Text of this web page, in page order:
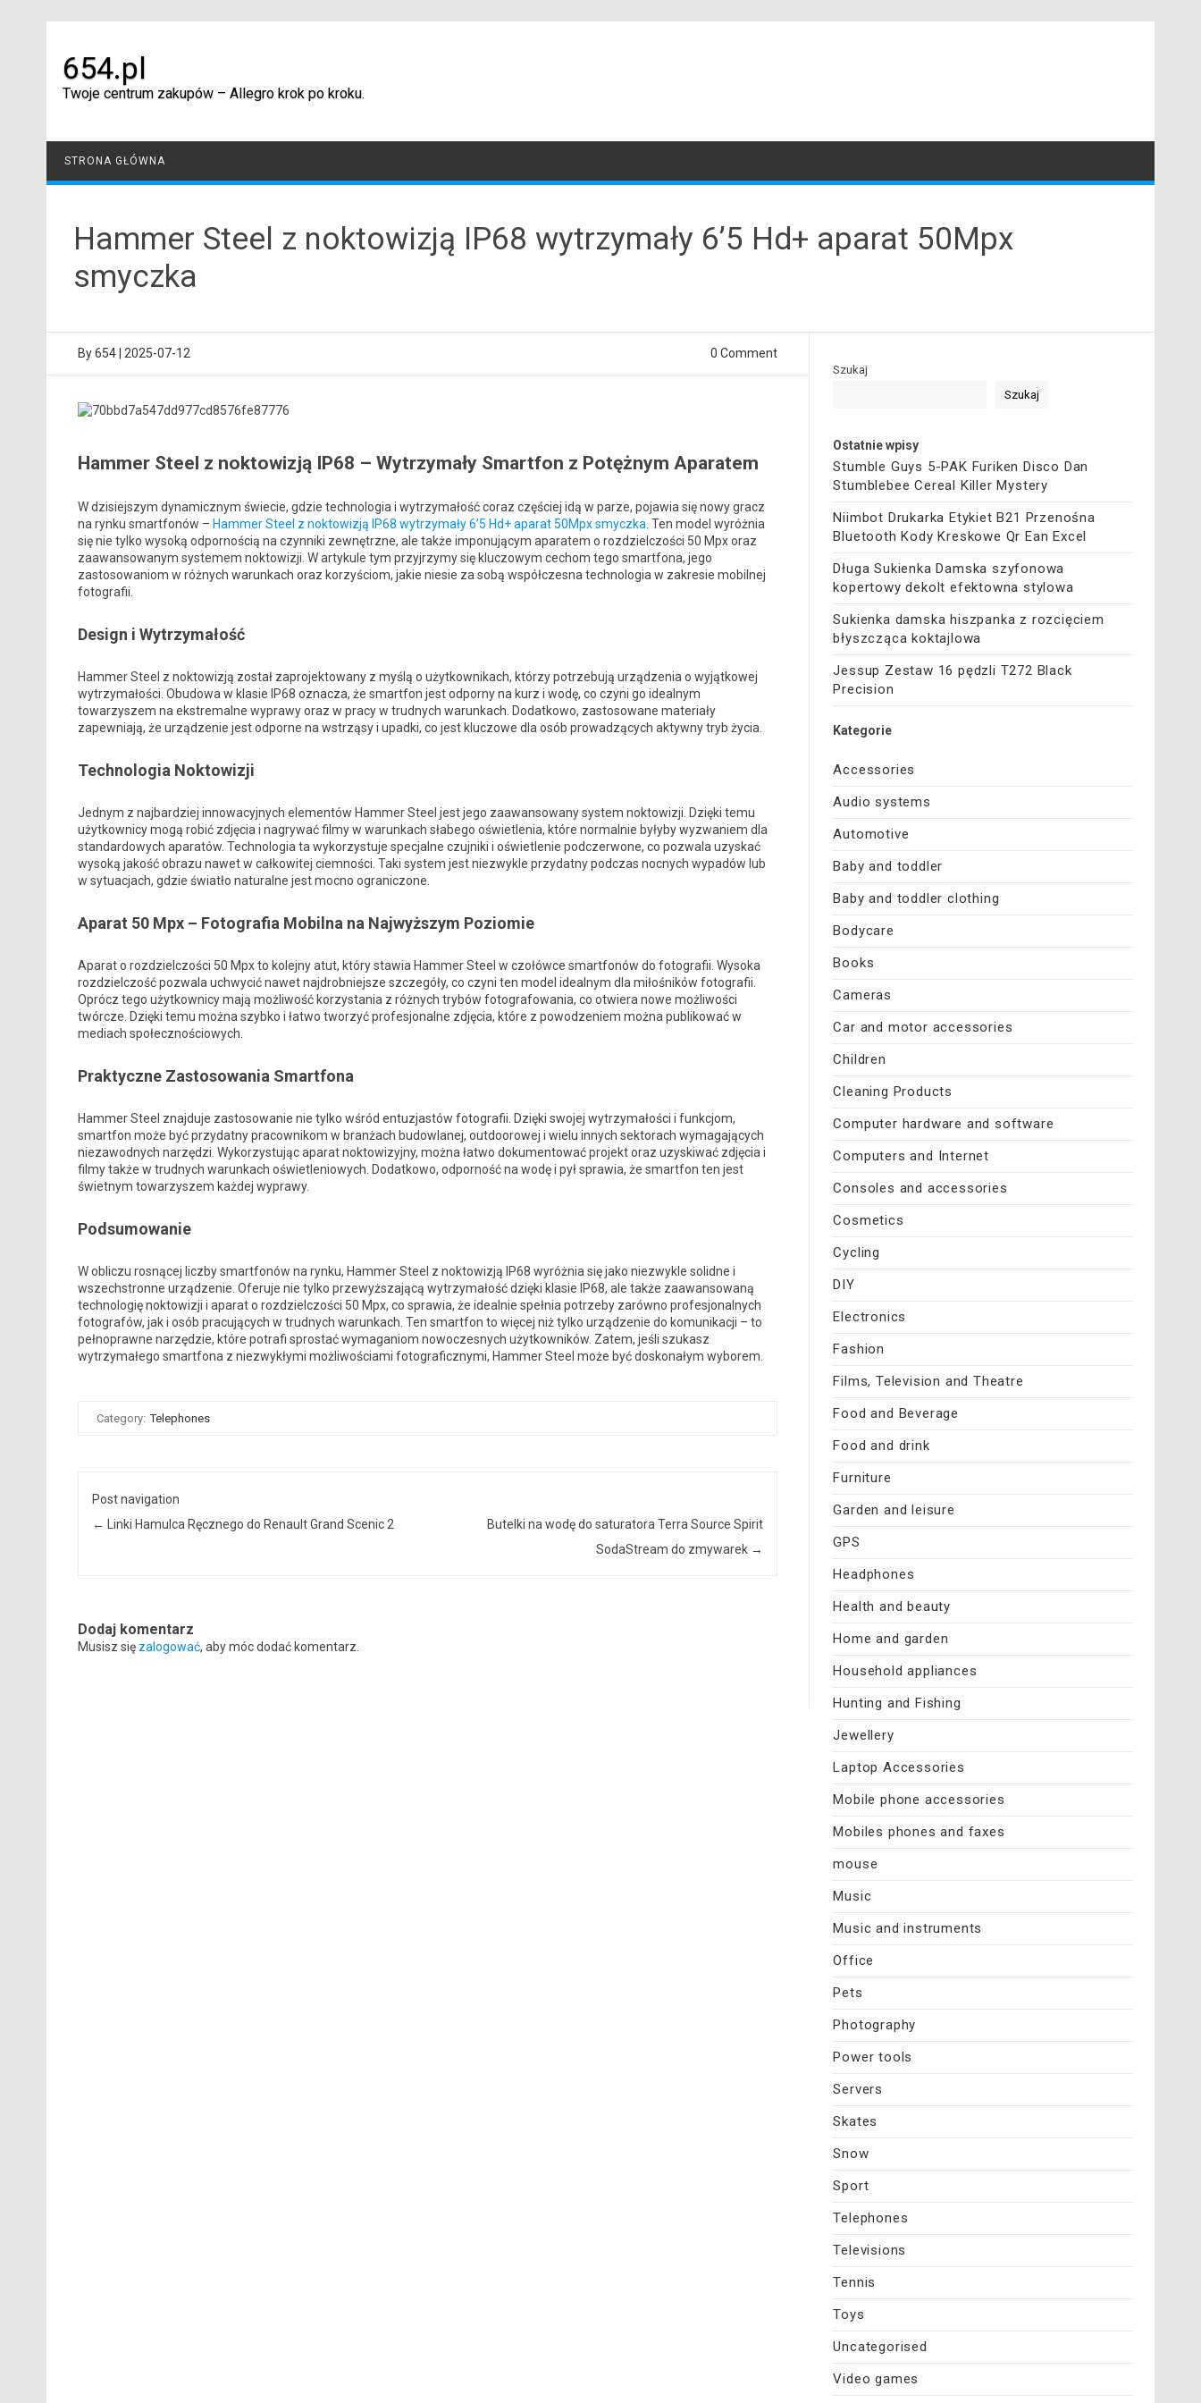
654.pl
Twoje centrum zakupów – Allegro krok po kroku.
STRONA GŁÓWNA
Hammer Steel z noktowizją IP68 wytrzymały 6’5 Hd+ aparat 50Mpx
smyczka
By654 2025-07-12 0 Comment
Hammer Steel z noktowizją IP68 – Wytrzymały Smartfon z Potężnym Aparatem
W dzisiejszym dynamicznym świecie, gdzie technologia i wytrzymałość coraz częściej idą w parze, pojawia się nowy gracz
na rynku smartfonów – Hammer Steel z noktowizją IP68 wytrzymały 6’5 Hd+ aparat 50Mpx smyczka . Ten model wyróżnia
się nie tylko wysoką odpornością na czynniki zewnętrzne, ale także imponującym aparatem o rozdzielczości 50 Mpx oraz
zaawansowanym systemem noktowizji. W artykule tym przyjrzymy się kluczowym cechom tego smartfona, jego
zastosowaniom w różnych warunkach oraz korzyściom, jakie niesie za sobą współczesna technologia w zakresie mobilnej
fotografii.
Design i Wytrzymałość
Hammer Steel z noktowizją został zaprojektowany z myślą o użytkownikach, którzy potrzebują urządzenia o wyjątkowej
wytrzymałości. Obudowa w klasie IP68 oznacza, że smartfon jest odporny na kurz i wodę, co czyni go idealnym
towarzyszem na ekstremalne wyprawy oraz w pracy w trudnych warunkach. Dodatkowo, zastosowane materiały
zapewniają, że urządzenie jest odporne na wstrząsy i upadki, co jest kluczowe dla osób prowadzących aktywny tryb życia.
Technologia Noktowizji
Jednym z najbardziej innowacyjnych elementów Hammer Steel jest jego zaawansowany system noktowizji. Dzięki temu
użytkownicy mogą robić zdjęcia i nagrywać filmy w warunkach słabego oświetlenia, które normalnie byłyby wyzwaniem dla
standardowych aparatów. Technologia ta wykorzystuje specjalne czujniki i oświetlenie podczerwone, co pozwala uzyskać
wysoką jakość obrazu nawet w całkowitej ciemności. Taki system jest niezwykle przydatny podczas nocnych wypadów lub
w sytuacjach, gdzie światło naturalne jest mocno ograniczone.
Aparat 50 Mpx – Fotografia Mobilna na Najwyższym Poziomie
Aparat o rozdzielczości 50 Mpx to kolejny atut, który stawia Hammer Steel w czołówce smartfonów do fotografii. Wysoka
rozdzielczość pozwala uchwycić nawet najdrobniejsze szczegóły, co czyni ten model idealnym dla miłośników fotografii.
Oprócz tego użytkownicy mają możliwość korzystania z różnych trybów fotografowania, co otwiera nowe możliwości
twórcze. Dzięki temu można szybko i łatwo tworzyć profesjonalne zdjęcia, które z powodzeniem można publikować w
mediach społecznościowych.
Praktyczne Zastosowania Smartfona
Hammer Steel znajduje zastosowanie nie tylko wśród entuzjastów fotografii. Dzięki swojej wytrzymałości i funkcjom,
smartfon może być przydatny pracownikom w branżach budowlanej, outdoorowej i wielu innych sektorach wymagających
niezawodnych narzędzi. Wykorzystując aparat noktowizyjny, można łatwo dokumentować projekt oraz uzyskiwać zdjęcia i
filmy także w trudnych warunkach oświetleniowych. Dodatkowo, odporność na wodę i pył sprawia, że smartfon ten jest
świetnym towarzyszem każdej wyprawy.
Podsumowanie
W obliczu rosnącej liczby smartfonów na rynku, Hammer Steel z noktowizją IP68 wyróżnia się jako niezwykle solidne i
wszechstronne urządzenie. Oferuje nie tylko przewyższającą wytrzymałość dzięki klasie IP68, ale także zaawansowaną
technologię noktowizji i aparat o rozdzielczości 50 Mpx, co sprawia, że idealnie spełnia potrzeby zarówno profesjonalnych
fotografów, jak i osób pracujących w trudnych warunkach. Ten smartfon to więcej niż tylko urządzenie do komunikacji – to
pełnoprawne narzędzie, które potrafi sprostać wymaganiom nowoczesnych użytkowników. Zatem, jeśli szukasz
wytrzymałego smartfona z niezwykłymi możliwościami fotograficznymi, Hammer Steel może być doskonałym wyborem.
Category: Telephones
Post navigation
←
Linki Hamulca Ręcznego do Renault Grand Scenic 2
Butelki na wodę do saturatora Terra Source Spirit
SodaStream do zmywarek →
Dodaj komentarz
Musisz się zalogować, aby móc dodać komentarz.
Szukaj
Szukaj
Ostatnie wpisy
Stumble Guys 5-PAK Furiken Disco Dan
Stumblebee Cereal Killer Mystery
Niimbot Drukarka Etykiet B21 Przenośna
Bluetooth Kody Kreskowe Qr Ean Excel
Długa Sukienka Damska szyfonowa
kopertowy dekolt efektowna stylowa
Sukienka damska hiszpanka z rozcięciem
błyszcząca koktajlowa
Jessup Zestaw 16 pędzli T272 Black
Precision
Kategorie
Accessories
Audio systems
Automotive
Baby and toddler
Baby and toddler clothing
Bodycare
Books
Cameras
Car and motor accessories
Children
Cleaning Products
Computer hardware and software
Computers and Internet
Consoles and accessories
Cosmetics
Cycling
DIY
Electronics
Fashion
Films, Television and Theatre
Food and Beverage
Food and drink
Furniture
Garden and leisure
GPS
Headphones
Health and beauty
Home and garden
Household appliances
Hunting and Fishing
Jewellery
Laptop Accessories
Mobile phone accessories
Mobiles phones and faxes
mouse
Music
Music and instruments
Office
Pets
Photography
Power tools
Servers
Skates
Snow
Sport
Telephones
Televisions
Tennis
Toys
Uncategorised
Video games